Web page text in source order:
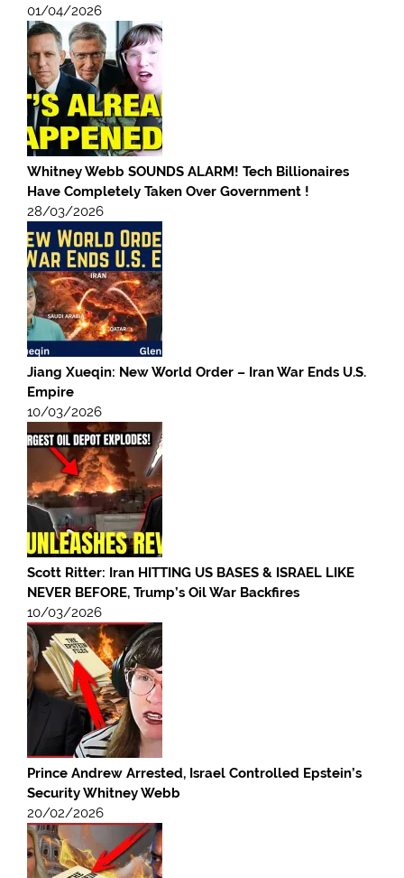
01/04/2026
Whitney Webb SOUNDS ALARM! Tech Billionaires
Have Completely Taken Over Government !
28/03/2026
Jiang Xueqin: New World Order – Iran War Ends U.S.
Empire
10/03/2026
Scott Ritter: Iran HITTING US BASES & ISRAEL LIKE
NEVER BEFORE, Trump’s Oil War Backfires
10/03/2026
Prince Andrew Arrested, Israel Controlled Epstein’s
Security Whitney Webb
20/02/2026